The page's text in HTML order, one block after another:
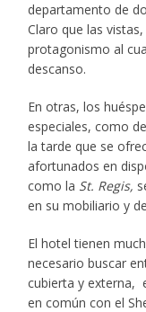
departamento de
Claro que las
protagonismo al
descanso.
En otras, los
especiales, como
la tarde que se
afortunados en
como la St. Regis,
en su mobiliario y
El hotel tienen
necesario buscar
cubierta y externa,
en común con el